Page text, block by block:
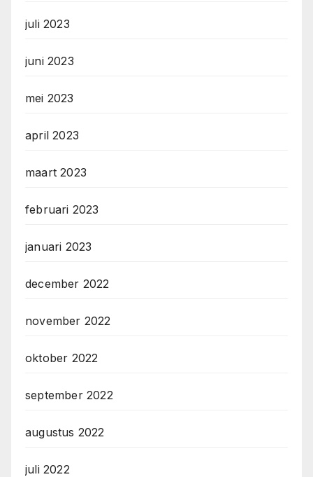
juli 2023
juni 2023
mei 2023
april 2023
maart 2023
februari 2023
januari 2023
december 2022
november 2022
oktober 2022
september 2022
augustus 2022
juli 2022